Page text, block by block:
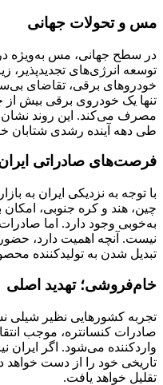
مس و تحولات جهانی
در سطح جهانی، مس به‌ویژه
توسعه انرژی‌های
خودروهای برقی، تقاضای
تنها یک خودروی برقی بیش
مصرف می‌کند. این روند
طی دهه آینده رشدی شتابان
فرصت‌های صادراتی
با توجه به نزدیکی ایران به
چین، هند و کره جنوبی،
به‌خوبی وجود دارد. اما صادرات
نیست. آنچه اهمیت دارد،
تبدیل شدن به تولیدکننده
خام‌فروشی؛ تهدید اصلی
تجربه کشورهایی نظیر
صادرات کنسانتره، موجب
واردکننده می‌شود. اگر ایران
تاریخی خود را از دست خواهد
تقلیل خواهد یافت.